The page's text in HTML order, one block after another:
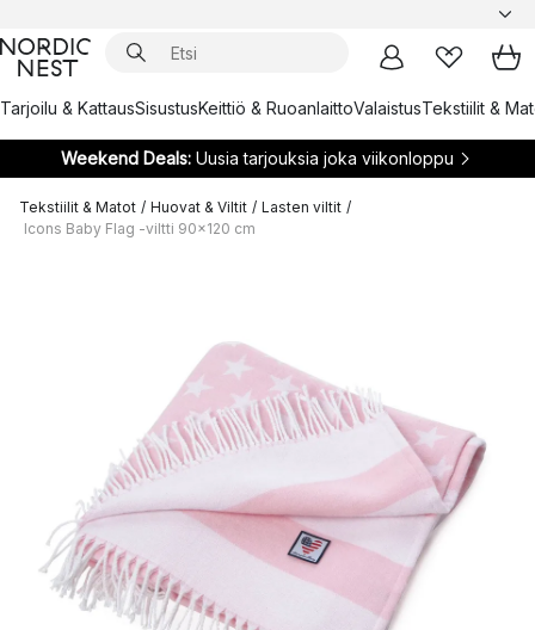
Tarjoilu & KattausSisustusKeittiö & RuoanlaittoValaistusTekstiilit &
Weekend Deals:Uusia tarjouksia joka viikonloppu
Tekstiilit & Matot / Huovat & Viltit / Lasten viltit /
Icons Baby Flag -viltti 90x120 cm